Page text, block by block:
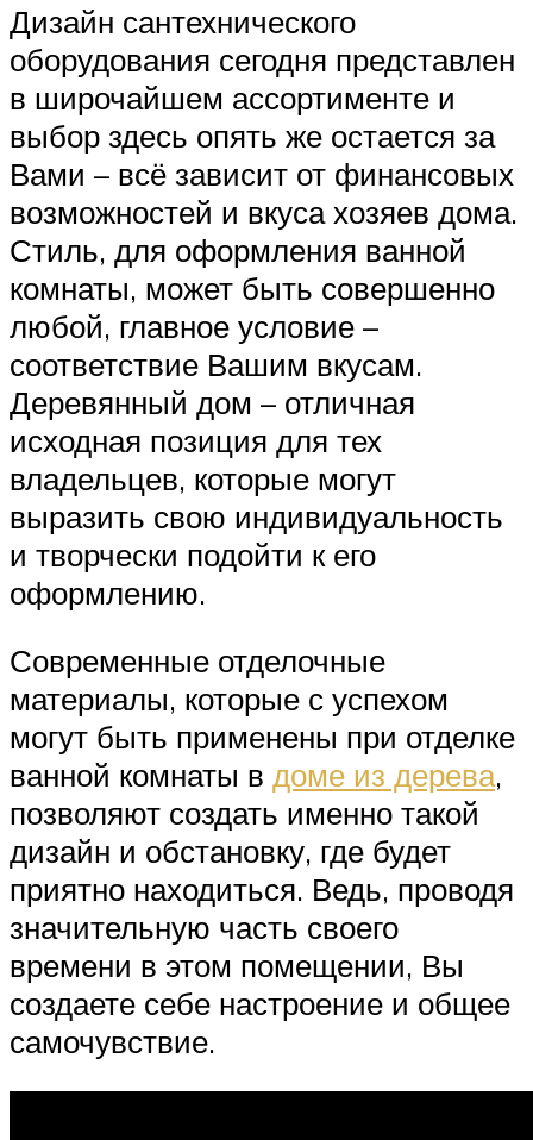
Дизайн сантехнического
оборудования сегодня представлен
в широчайшем ассортименте и
выбор здесь опять же остается за
Вами – всё зависит от финансовых
возможностей и вкуса хозяев дома.
Стиль, для оформления ванной
комнаты, может быть совершенно
любой, главное условие –
соответствие Вашим вкусам.
Деревянный дом – отличная
исходная позиция для тех
владельцев, которые могут
выразить свою индивидуальность
и творчески подойти к его
оформлению.
Современные отделочные
материалы, которые с успехом
могут быть применены при отделке
ванной комнаты в доме из дерева,
позволяют создать именно такой
дизайн и обстановку, где будет
приятно находиться. Ведь, проводя
значительную часть своего
времени в этом помещении, Вы
создаете себе настроение и общее
самочувствие.